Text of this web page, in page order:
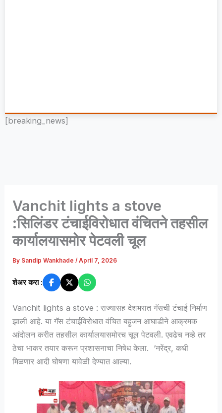
[breaking_news]
Vanchit lights a stove
:सिलिंडर टंचाईविरोधात वंचितने तहसील
कार्यालयासमोर पेटवली चूल
By Sandip Wankhade/April 7, 2026
शेअर करा :
Vanchit lights a stove : राज्यासह देशभरात गॅसची टंचाई निर्माण
झाली आहे. या गॅस टंचाईविरोधात वंचित बहुजन आघाडीने आक्रमक
आंदोलन करीत तहसील कार्यालयासमोरच चूल पेटवली. एवढेच नव्हे तर
ठेचा भाकर तयार करून प्रशासनाचा निषेध केला. ‘नरेंद्र, कधी
मिळणार आदी घोषणा यावेळी देण्यात आल्या.